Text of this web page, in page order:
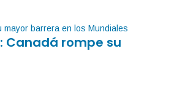
Canadá rompe su